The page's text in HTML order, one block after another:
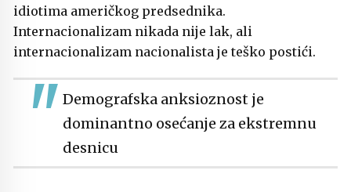
idiotima američkog predsednika.
Internacionalizam nikada nije lak, ali
internacionalizam nacionalista je teško postići.
Demografska anksioznost je
dominantno osećanje za ekstremnu
desnicu